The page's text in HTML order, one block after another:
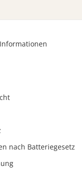
nach Batteriegesetz